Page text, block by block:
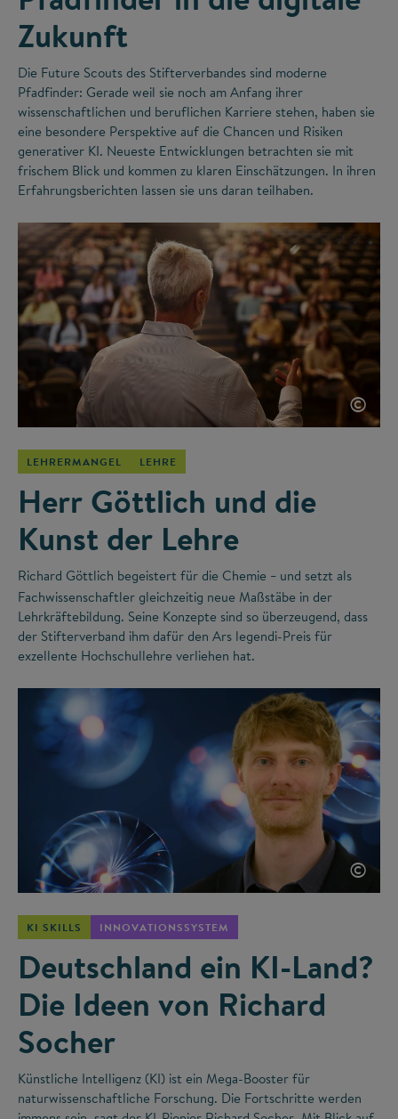
Zukunft
Die Future Scouts des Stifterverbandes sind moderne
Pfadfinder: Gerade weil sie noch am Anfang ihrer
wissenschaftlichen und beruflichen Karriere stehen, haben sie
eine besondere Perspektive auf die Chancen und Risiken
generativer KI. Neueste Entwicklungen betrachten sie mit
frischem Blick und kommen zu klaren Einschätzungen. In ihren
Erfahrungsberichten lassen sie uns daran teilhaben.
©
LEHRERMANGEL LEHRE
Herr Göttlich und die
Kunst der Lehre
Richard Göttlich begeistert für die Chemie – und setzt als
Fachwissenschaftler gleichzeitig neue Maßstäbe in der
Lehrkräftebildung. Seine Konzepte sind so überzeugend, dass
der Stifterverband ihm dafür den Ars legendi-Preis für
exzellente Hochschullehre verliehen hat.
©
KI SKILLS INNOVATIONSSYSTEM
Deutschland ein KI-Land?
Die Ideen von Richard
Socher
Künstliche Intelligenz (KI) ist ein Mega-Booster für
naturwissenschaftliche Forschung. Die Fortschritte werden